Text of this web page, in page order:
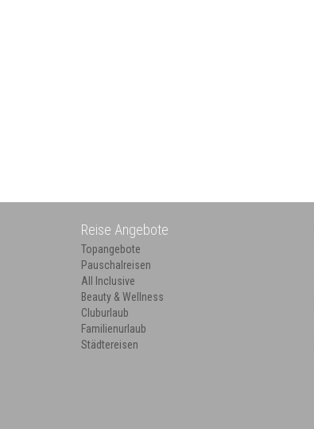
Reise Angebote
Topangebote
Pauschalreisen
All Inclusive
Beauty & Wellness
Cluburlaub
Familienurlaub
Städtereisen